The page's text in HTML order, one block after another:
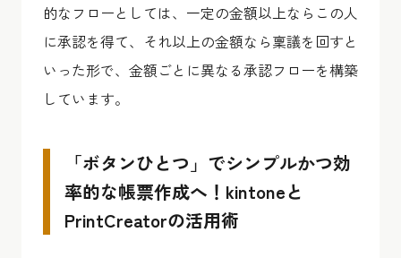
的なフローとしては、一定の金額以上ならこの人
に承認を得て、それ以上の金額なら稟議を回すと
いった形で、金額ごとに異なる承認フローを構築
しています。
「ボタンひとつ」でシンプルかつ効
率的な帳票作成へ！kintoneと
PrintCreatorの活用術